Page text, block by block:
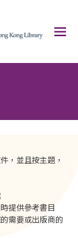
，並且按主題，
提供參考書目
需要或出版商的